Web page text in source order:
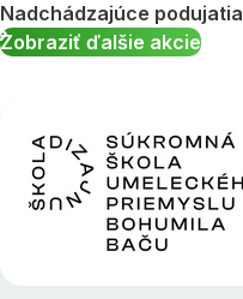
Nadchádzajúce podujatia
Zobraziť ďalšie akcie